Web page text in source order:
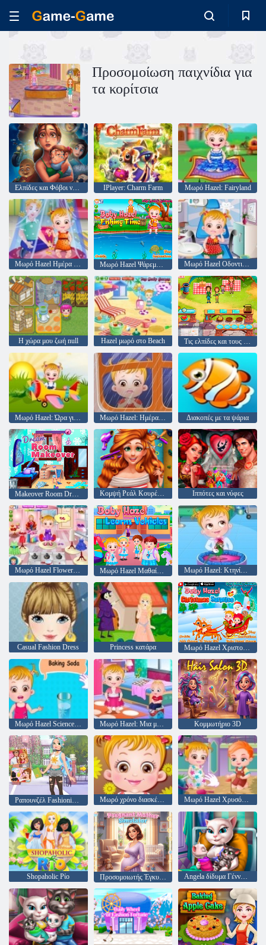
Προσομοίωση παιχνίδια για
τα κορίτσια
Ελπίδες και Φόβοι νόστιμα της Emily IPlayer: Charm Farm Μωρό Hazel: Fairyland
Μωρό Hazel Ημέρα της Μητέρας Μωρό Hazel Ψάρεμα Ώρα Μωρό Hazel Οδοντιατρική περίθαλψη
Η χώρα μου ζωή null Hazel μωρό στο Beach Τις ελπίδες και τους φόβους νόστιμα της Emily
Μωρό Hazel: Ημέρα του Πατέρα Διακοπές με τα ψάρια
Makeover Room Dream Κομψή Ρεάλ Κουρέματα της Jessie Ιππότες και νύφες
Μωρό Hazel Flower Girl Μωρό Hazel Μαθαίνει Οχήματα Μωρό Hazel: Κτηνίατρος
Casual Fashion Dress Princess κατάρα Μωρό Hazel Χριστούγεννα Έκπληξη
Μωρό Hazel: Μια μέρα στο νηπιαγωγείο Κομμωτήριο 3D
Ραπουνζέλ Fashionista για το Go Μωρό χρόνο διασκέδασης Μωρό Hazel Χρυσόψαρο
Shopaholic Ρίο Προσομοιωτής Έγκυος Μητέρας Angela δίδυμα Γέννησης